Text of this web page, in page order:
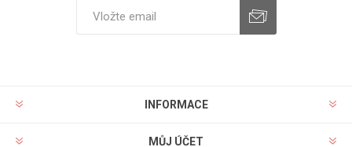
INFORMACE
MŮJ ÚČET